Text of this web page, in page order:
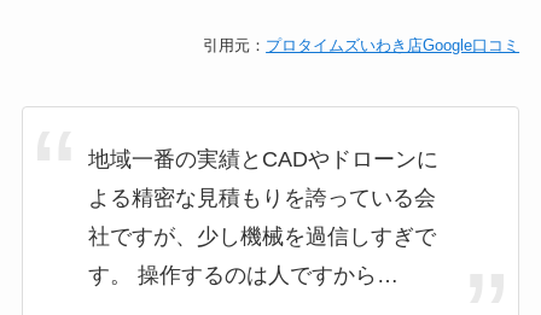
引用元： プロタイムズいわき店Google口コミ
地域一番の実績とCADやドローンに
よる精密な見積もりを誇っている会
社ですが、少し機械を過信しすぎで
す。 操作するのは人ですから…